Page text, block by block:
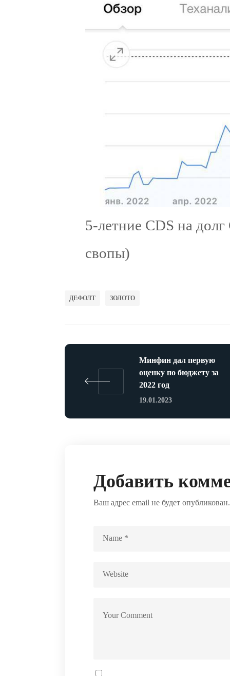
5-летние CDS на
свопы)
ДЕФОЛТ ЗОЛОТО
Минфин дал первую
оценку по бюджету за
2022 год
19.01.2023
Добавить
Ваш адрес email не будет опубликован.